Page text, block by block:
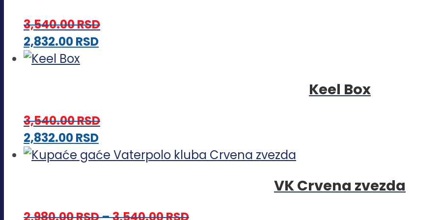
3,540.00RSD
2,832.00RSDOvaj
Opcije
mogu
biti
stranici
Keel Box
3,540.00RSD
2,832.00RSDOvaj
proizvod
VK Crvena zvezda
Raspon